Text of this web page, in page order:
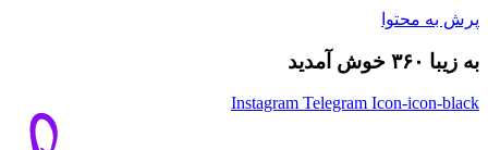
پرش به محتوا
به زیبا ۳۶۰ خوش آمدید
Instagram Telegram Icon-icon-black